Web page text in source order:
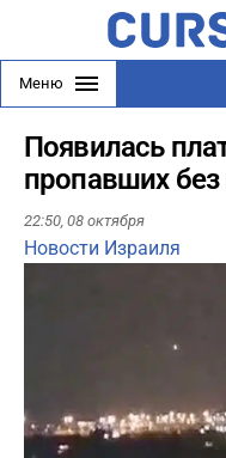
Меню
Появилась
пропавших без
22:50, 08 октября
Новости Израиля